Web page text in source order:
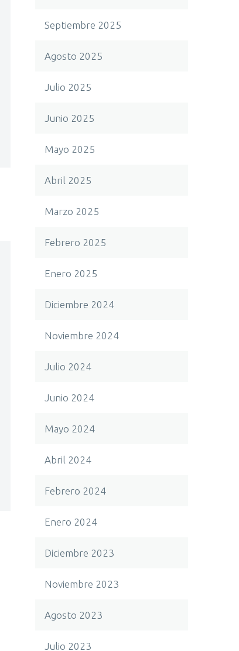
Septiembre 2025
Agosto 2025
Julio 2025
Junio 2025
Mayo 2025
Abril 2025
Marzo 2025
Febrero 2025
Enero 2025
Diciembre 2024
Noviembre 2024
Julio 2024
Junio 2024
Mayo 2024
Abril 2024
Febrero 2024
Enero 2024
Diciembre 2023
Noviembre 2023
Agosto 2023
Julio 2023